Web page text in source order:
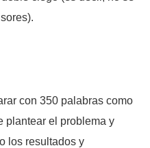
con 350 palabras como
plantear el problema y
los resultados y